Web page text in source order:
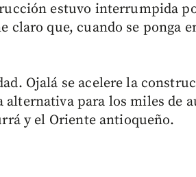
estuvo interrumpida
claro que, cuando se ponga
Ojalá se acelere la
para los miles de
y el Oriente antioqueño.